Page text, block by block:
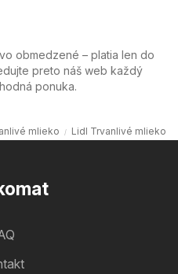
obmedzené – platia len do
preto náš web každý
ponuka.
mlieko Lidl Trvanlivé mlieko